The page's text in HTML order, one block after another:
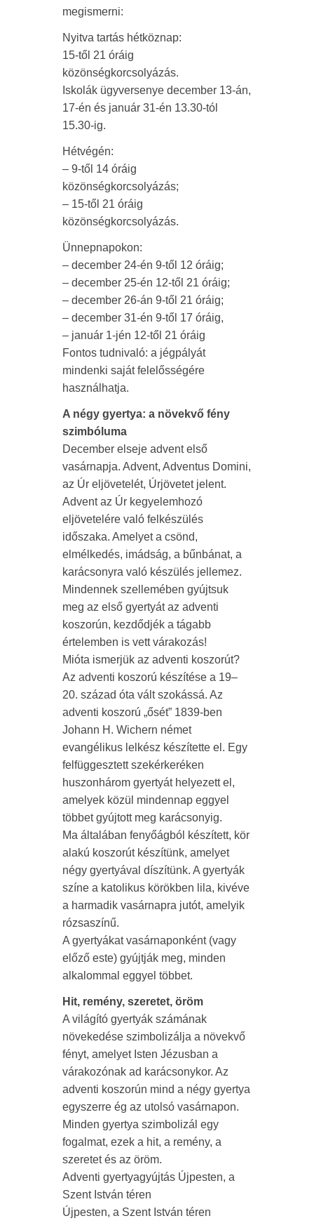
megismerni:
Nyitva tartás hétköznap:
15-től 21 óráig
közönségkorcsolyázás.
Iskolák ügyversenye december 13-án,
17-én és január 31-én 13.30-tól
15.30-ig.
Hétvégén:
– 9-től 14 óráig
közönségkorcsolyázás;
– 15-től 21 óráig
közönségkorcsolyázás.
Ünnepnapokon:
– december 24-én 9-től 12 óráig;
– december 25-én 12-től 21 óráig;
– december 26-án 9-től 21 óráig;
– december 31-én 9-től 17 óráig,
– január 1-jén 12-től 21 óráig
Fontos tudnivaló: a jégpályát
mindenki saját felelősségére
használhatja.
A négy gyertya: a növekvő fény
szimbóluma
December elseje advent első
vasárnapja. Advent, Adventus Domini,
az Úr eljövetelét, Úrjövetet jelent.
Advent az Úr kegyelemhozó
eljövetelére való felkészülés
időszaka. Amelyet a csönd,
elmélkedés, imádság, a bűnbánat, a
karácsonyra való készülés jellemez.
Mindennek szellemében gyújtsuk
meg az első gyertyát az adventi
koszorún, kezdődjék a tágabb
értelemben is vett várakozás!
Mióta ismerjük az adventi koszorút?
Az adventi koszorú készítése a 19–
20. század óta vált szokássá. Az
adventi koszorú „ősét” 1839-ben
Johann H. Wichern német
evangélikus lelkész készítette el. Egy
felfüggesztett szekérkeréken
huszonhárom gyertyát helyezett el,
amelyek közül mindennap eggyel
többet gyújtott meg karácsonyig.
Ma általában fenyőágból készített, kör
alakú koszorút készítünk, amelyet
négy gyertyával díszítünk. A gyertyák
színe a katolikus körökben lila, kivéve
a harmadik vasárnapra jutót, amelyik
rózsaszínű.
A gyertyákat vasárnaponként (vagy
előző este) gyújtják meg, minden
alkalommal eggyel többet.
Hit, remény, szeretet, öröm
A világító gyertyák számának
növekedése szimbolizálja a növekvő
fényt, amelyet Isten Jézusban a
várakozónak ad karácsonykor. Az
adventi koszorún mind a négy gyertya
egyszerre ég az utolsó vasárnapon.
Minden gyertya szimbolizál egy
fogalmat, ezek a hit, a remény, a
szeretet és az öröm.
Adventi gyertyagyújtás Újpesten, a
Szent István téren
Újpesten, a Szent István téren